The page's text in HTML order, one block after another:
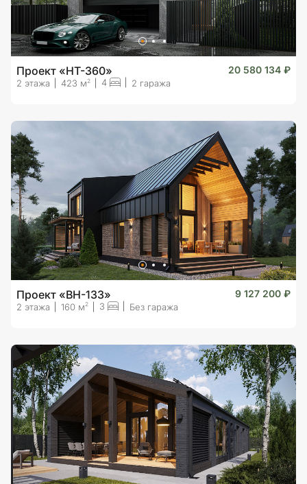
Проект «HT-360» 20 580 134 ₽
2 этажа 423 м 2 4 2 гаража
Проект «BH-133» 9 127 200 ₽
2 этажа 160 м2 3 Без гаража